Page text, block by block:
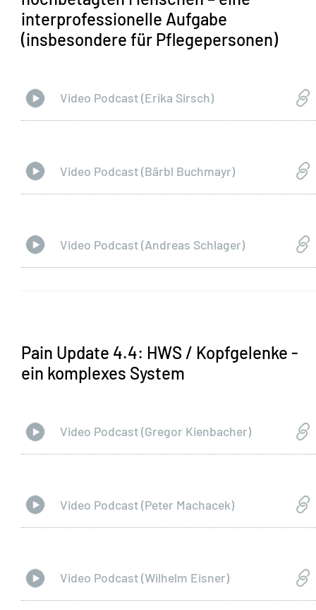
interprofessionelle Aufgabe
(insbesondere für Pflegepersonen)
Video Podcast (Erika Sirsch)
Video Podcast (Bärbl Buchmayr)
Video Podcast (Andreas Schlager)
Pain Update 4.4: HWS / Kopfgelenke -
ein komplexes System
Video Podcast (Gregor Kienbacher)
Video Podcast (Peter Machacek)
Video Podcast (Wilhelm Eisner)